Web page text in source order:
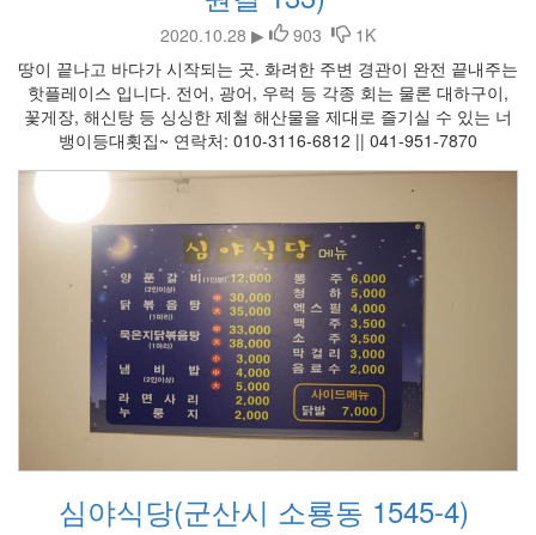
2020.10.28 ▶ 903
1K
땅이 끝나고 바다가 시작되는 곳. 화려한 주변 경관이 완전 끝내주는
핫플레이스 입니다. 전어, 광어, 우럭 등 각종 회는 물론 대하구이,
꽃게장, 해신탕 등 싱싱한 제철 해산물을 제대로 즐기실 수 있는 너
뱅이등대횟집~ 연락처: 010-3116-6812 || 041-951-7870
심야식당(군산시 소룡동 1545-4)